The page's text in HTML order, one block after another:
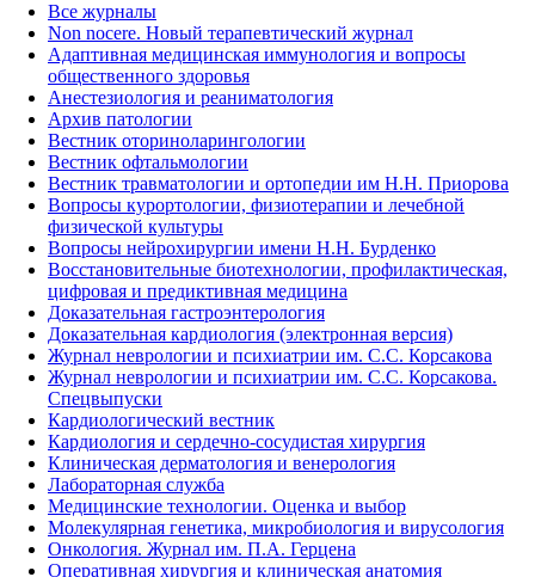
Все журналы
Non nocere. Новый терапевтический журнал
Адаптивная медицинская иммунология и вопросы
общественного здоровья
Анестезиология и реаниматология
Архив патологии
Вестник оториноларингологии
Вестник офтальмологии
Вестник травматологии и ортопедии им Н.Н. Приорова
Вопросы курортологии, физиотерапии и лечебной
физической культуры
Вопросы нейрохирургии имени Н.Н. Бурденко
Восстановительные биотехнологии, профилактическая,
цифровая и предиктивная медицина
Доказательная гастроэнтерология
Доказательная кардиология (электронная версия)
Журнал неврологии и психиатрии им. С.С. Корсакова
Журнал неврологии и психиатрии им. С.С. Корсакова.
Спецвыпуски
Кардиологический вестник
Кардиология и сердечно-сосудистая хирургия
Клиническая дерматология и венерология
Лабораторная служба
Медицинские технологии. Оценка и выбор
Молекулярная генетика, микробиология и вирусология
Онкология. Журнал им. П.А. Герцена
Оперативная хирургия и клиническая анатомия